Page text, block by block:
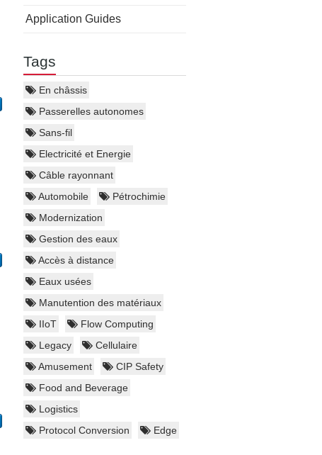
Application Guides
Tags
En châssis
Passerelles autonomes
Sans-fil
Electricité et Energie
Câble rayonnant
Automobile
Pétrochimie
Modernization
Gestion des eaux
Accès à distance
Eaux usées
Manutention des matériaux
IIoT
Flow Computing
Legacy
Cellulaire
Amusement
CIP Safety
Food and Beverage
Logistics
Protocol Conversion
Edge